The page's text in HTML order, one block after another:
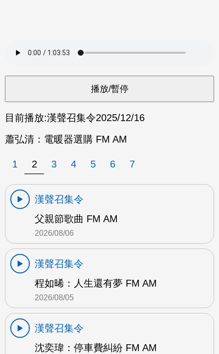
目前播放:漢聲召集令2025/12/16
蕭弘清：電暖器選購 FM AM
1 2 3 4 5 6 7
漢聲召集令
父親節歌曲 FM AM
2026/08/06
漢聲召集令
程如晞：人生還有夢 FM AM
2026/08/05
漢聲召集令
沈奕瑋：停車費糾紛 FM AM